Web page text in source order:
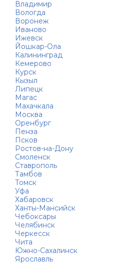
Владимир
Вологда
Воронеж
Иваново
Ижевск
Йошкар-Ола
Калининград
Кемерово
Курск
Кызыл
Липецк
Магас
Махачкала
Москва
Оренбург
Пенза
Псков
Ростов-на-Дону
Смоленск
Ставрополь
Тамбов
Томск
Уфа
Хабаровск
Ханты-Мансийск
Чебоксары
Челябинск
Черкесск
Чита
Южно-Сахалинск
Ярославль